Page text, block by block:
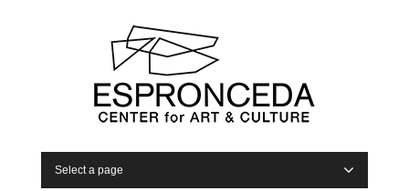
Select a page